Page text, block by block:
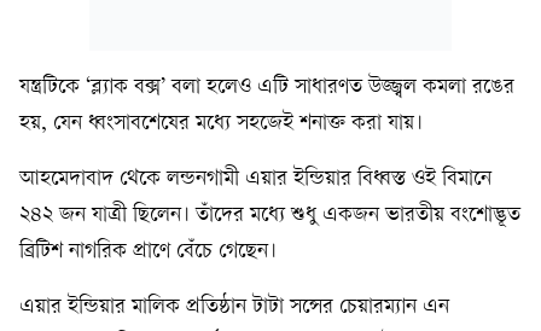
যন্ত্রটিকে ‘ব্ল্যাক বক্স’ বলা হলেও এটি সাধারণত উজ্জ্বল কমলা রঙের
হয়, যেন ধ্বংসাবশেষের মধ্যে সহজেই শনাক্ত করা যায়।
আহমেদাবাদ থেকে লন্ডনগামী এয়ার ইন্ডিয়ার বিধ্বস্ত ওই বিমানে
২৪২ জন যাত্রী ছিলেন। তাঁদের মধ্যে শুধু একজন ভারতীয় বংশোদ্ভূত
ব্রিটিশ নাগরিক প্রাণে বেঁচে গেছেন।
এয়ার ইন্ডিয়ার মালিক প্রতিষ্ঠান টাটা সন্সের চেয়ারম্যান এন